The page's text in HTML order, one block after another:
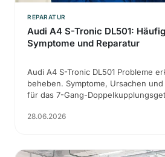
REPARATUR
Audi A4 S-Tronic DL501:
Symptome und Reparatur
Audi A4 S-Tronic DL501 Probleme
beheben. Symptome, Ursachen
für das 7-Gang-
28.06.2026